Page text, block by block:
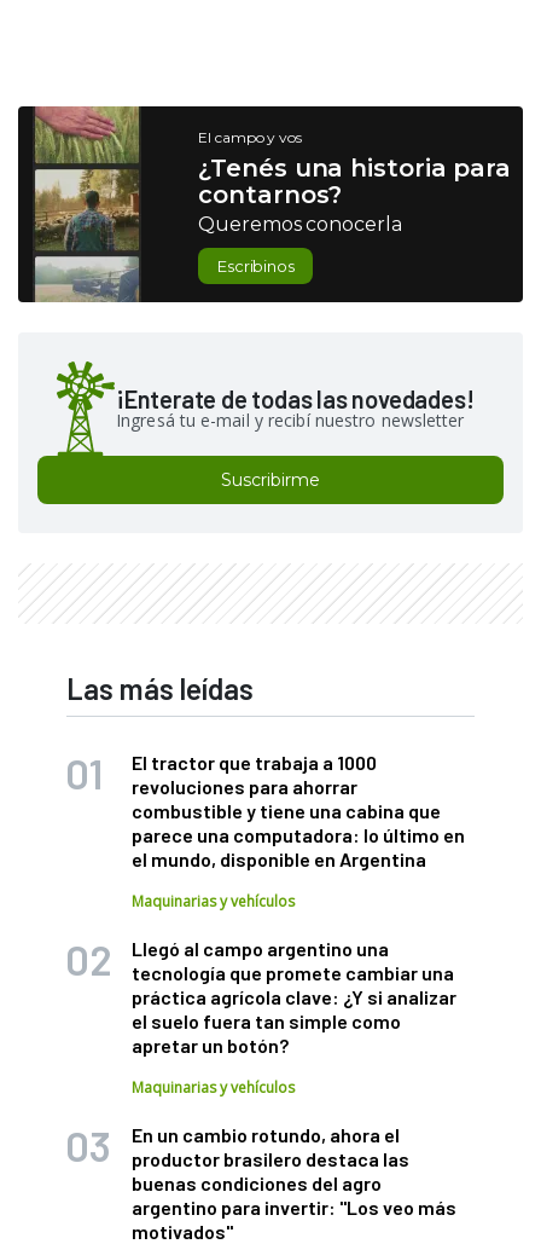
El campo y vos
¿Tenés una historia para
contarnos?
Queremos conocerla
Escribinos
¡Enterate de todas las novedades!
Ingresá tu e-mail y recibí nuestro newsletter
Suscribirme
Las más leídas
El tractor que trabaja a 1000
revoluciones para ahorrar
combustible y tiene una cabina que
parece una computadora: lo último en
el mundo, disponible en Argentina
Maquinarias y vehículos
Llegó al campo argentino una
tecnología que promete cambiar una
práctica agrícola clave: ¿Y si analizar
el suelo fuera tan simple como
apretar un botón?
Maquinarias y vehículos
En un cambio rotundo, ahora el
productor brasilero destaca las
buenas condiciones del agro
argentino para invertir: "Los veo más
motivados"